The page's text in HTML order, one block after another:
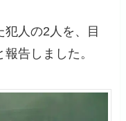
人の2人を、目
告しました。